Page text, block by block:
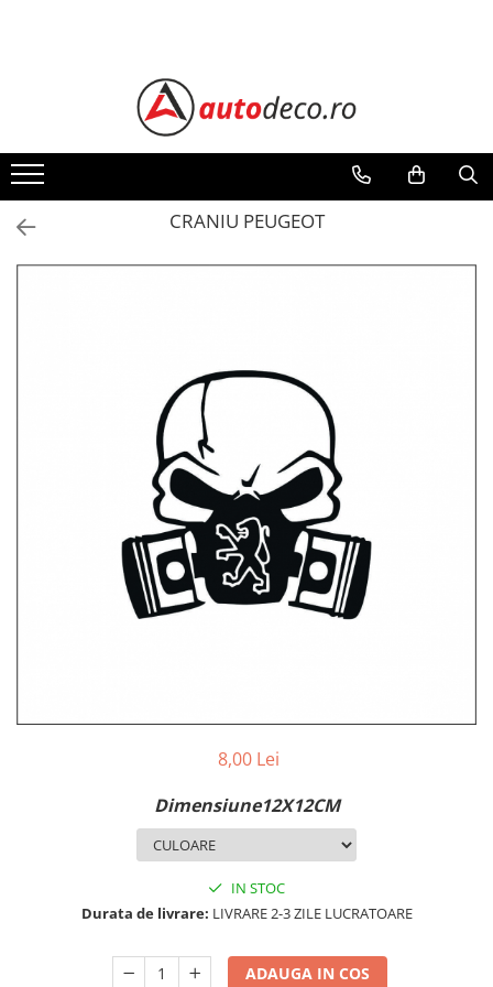
ALFA ROMEO
BMW
CHEVROLET
VOLVO
STICKERE STALPI SI GEAM MIC
STICKERE CAMUFLAJ
STICKERE PENTRU FIRME
CRANIU PEUGEOT
8,00 Lei
Dimensiune12X12CM
IN STOC
Durata de livrare: LIVRARE 2-3 ZILE LUCRATOARE
ADAUGA IN COS